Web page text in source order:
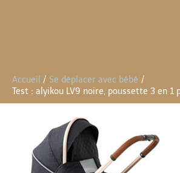
Accueil
Se déplacer avec bébé
Test : alyikou LV9 noire, poussette 3 en 1